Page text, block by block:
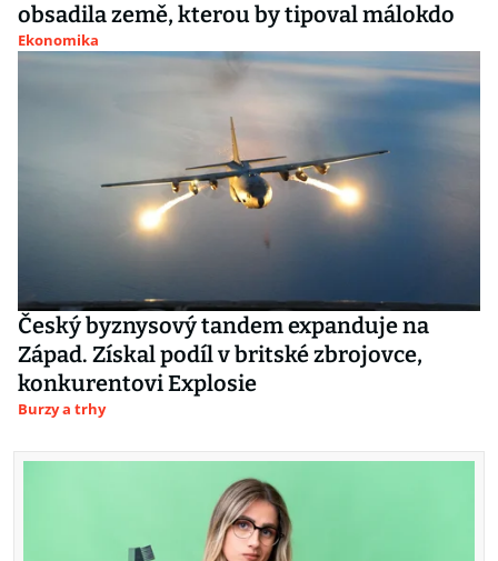
obsadila země, kterou by tipoval málokdo
Ekonomika
Český byznysový tandem expanduje na
Západ. Získal podíl v britské zbrojovce,
konkurentovi Explosie
Burzy a trhy